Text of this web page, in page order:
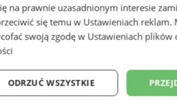
na prawnie uzasadnionym interesie
się temu w Ustawieniach reklam.
swoją zgodę w Ustawieniach plików
ODRZUĆ WSZYSTKIE